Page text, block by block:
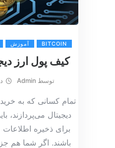
BITCOIN آموزش
کیف پول ارز
توسط Admin
تمام کسانی که به
دیجیتال می‌پردازند،
برای ذخیره
باشند. اگر شما هم